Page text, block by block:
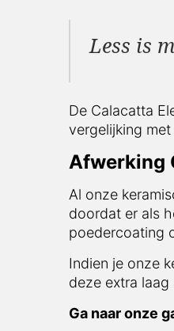
Less is
De Calacatta
met marmeren
Afwerking
Al onze
er als het ware
beter
Indien je onze
extra laag zijn
Ga naar onze